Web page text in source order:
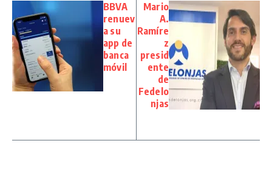
BBVA
renuev
a su
app de
banca
móvil
Mario
A.
Ramíre
z
presid
ente
de
Fedelo
njas